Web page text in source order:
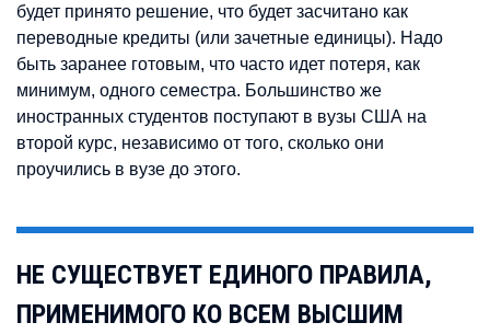
будет принято решение, что будет засчитано как
переводные кредиты (или зачетные единицы). Надо
быть заранее готовым, что часто идет потеря, как
минимум, одного семестра. Большинство же
иностранных студентов поступают в вузы США на
второй курс, независимо от того, сколько они
проучились в вузе до этого.
НЕ СУЩЕСТВУЕТ ЕДИНОГО ПРАВИЛА,
ПРИМЕНИМОГО КО ВСЕМ ВЫСШИМ